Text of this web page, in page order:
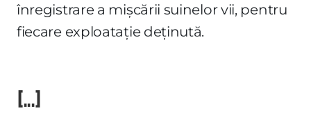
înregistrare a mişcării suinelor vii, pentru
fiecare exploataţie deţinută.
[...]